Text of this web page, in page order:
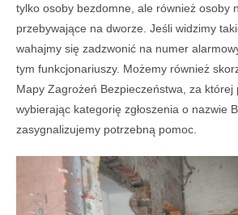
tylko osoby bezdomne, ale również osoby
przebywające na dworze. Jeśli widzimy
wahajmy się zadzwonić na numer
tym funkcjonariuszy. Możemy również
Mapy Zagrożeń Bezpieczeństwa, za której
wybierając kategorię zgłoszenia o nazwie
zasygnalizujemy potrzebną pomoc.